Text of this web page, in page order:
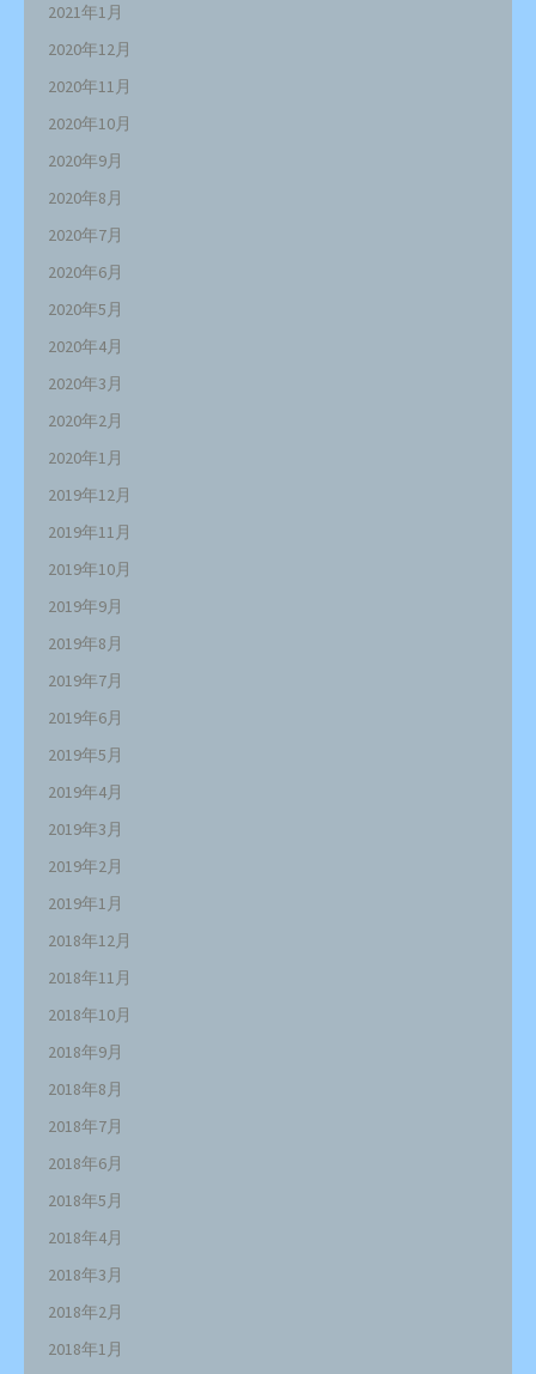
2021年1月
2020年12月
2020年11月
2020年10月
2020年9月
2020年8月
2020年7月
2020年6月
2020年5月
2020年4月
2020年3月
2020年2月
2020年1月
2019年12月
2019年11月
2019年10月
2019年9月
2019年8月
2019年7月
2019年6月
2019年5月
2019年4月
2019年3月
2019年2月
2019年1月
2018年12月
2018年11月
2018年10月
2018年9月
2018年8月
2018年7月
2018年6月
2018年5月
2018年4月
2018年3月
2018年2月
2018年1月